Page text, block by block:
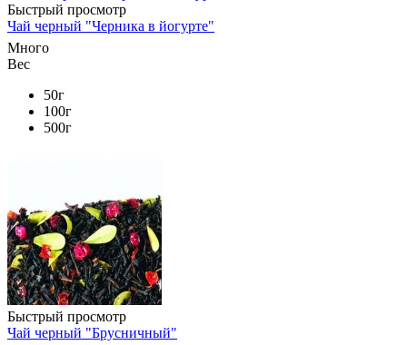
Быстрый просмотр
Чай черный "Черника в йогурте"
Много
Вес
50г
100г
500г
Быстрый просмотр
Чай черный "Брусничный"